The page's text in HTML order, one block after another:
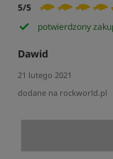
5/5
potwierdzony
Dawid
21 lutego 2021
dodane na rockworld.pl